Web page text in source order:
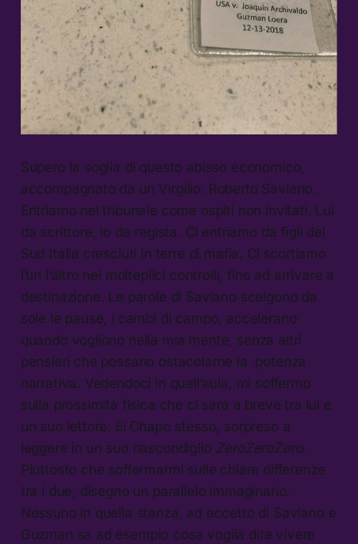
Supero la soglia di questo abisso economico,
accompagnato da un Virgilio: Roberto Saviano.
Entriamo nel tribunale come ospiti non invitati. Lui
da scrittore, io da regista. Ci entriamo da figli del
Sud Italia cresciuti in terre di mafia. Ci scortiamo
l’un l’altro nei molteplici controlli, fino ad arrivare a
destinazione. Le parole di Saviano scelgono da
sole le pause, i cambi di campo, accelerano
quando vogliono nella mia mente, senza altri
pensieri che possano ostacolarne la potenza
narrativa. Vedendoci in quell’aula, mi soffermo
sulla prossimità fisica che ci sarà a breve tra lui e
un suo lettore: El Chapo stesso, sorpreso a
leggere in un suo nascondiglio ZeroZeroZero.
Piuttosto che soffermarmi sulle chiare differenze
tra i due, disegno un parallelo immaginario.
Nessuno in quella stanza, ad eccetto di Saviano e
Guzman sa ad esempio cosa voglia dire vivere